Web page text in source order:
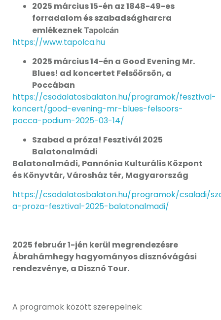
2025 március 15-én az 1848-49-es
forradalom és szabadságharcra
emlékeznekTapolcán
https://www.tapolca.hu
2025 március 14-én a Good Evening Mr.
Blues! ad koncertet Felsőörsön, a
Poccában
https://csodalatosbalaton.hu/programok/fesztival-
koncert/good-evening-mr-blues-felsoors-
pocca-podium-2025-03-14/
Szabad a próza! Fesztivál 2025
Balatonalmádi
Balatonalmádi, Pannónia Kulturális Központ
és Könyvtár, Városház tér, Magyarország
https://csodalatosbalaton.hu/programok/csaladi/
a-proza-fesztival-2025-balatonalmadi/
2025 február 1-jén kerül megrendezésre
Ábrahámhegy hagyományos disznóvágási
rendezvénye, a Disznó Tour.
A programok között szerepelnek: